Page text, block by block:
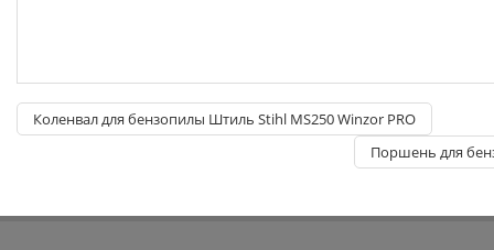
Коленвал для бензопилы Штиль Stihl MS250 Winzor PRO
Поршень для